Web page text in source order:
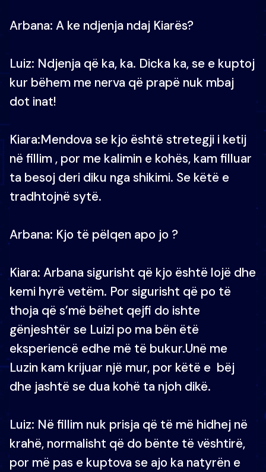
Arbana: A ke ndjenja ndaj Kiarës?
Luiz: Ndjenja që ka, ka. Dicka ka, se e kuptoj
kur bëhem me nerva që prapë nuk mbaj
dot inat!
Kiara:Mendova se kjo është stretegji i ketij
në fillim , por me kalimin e kohës, kam filluar
ta besoj deri diku nga shikimi. Se këtë e
tradhtojnë sytë.
Arbana: Kjo të pëlqen apo jo ?
Kiara: Arbana sigurisht që kjo është lojë dhe
kemi hyrë vetëm. Por sigurisht që po të
thoja që s’më bëhet qejfi do ishte
gënjeshtër se Luizi po ma bën ëtë
eksperiencë edhe më të bukur.Unë me
Luzin kam krijuar një mur, por këtë e bëj
dhe jashtë se dua kohë ta njoh dikë.
Luiz: Në fillim nuk prisja që të më hidhej në
krahë, normalisht që do bënte të vështirë,
por më pas e kuptova se ajo ka natyrën e